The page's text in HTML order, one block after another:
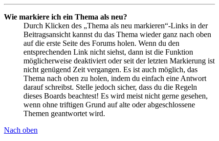
Wie markiere ich ein Thema als neu?
Durch Klicken des „Thema als neu markieren“-Links in der
Beitragsansicht kannst du das Thema wieder ganz nach oben
auf die erste Seite des Forums holen. Wenn du den
entsprechenden Link nicht siehst, dann ist die Funktion
möglicherweise deaktiviert oder seit der letzten Markierung ist
nicht genügend Zeit vergangen. Es ist auch möglich, das
Thema nach oben zu holen, indem du einfach eine Antwort
darauf schreibst. Stelle jedoch sicher, dass du die Regeln
dieses Boards beachtest! Es wird meist nicht gerne gesehen,
wenn ohne triftigen Grund auf alte oder abgeschlossene
Themen geantwortet wird.
Nach oben